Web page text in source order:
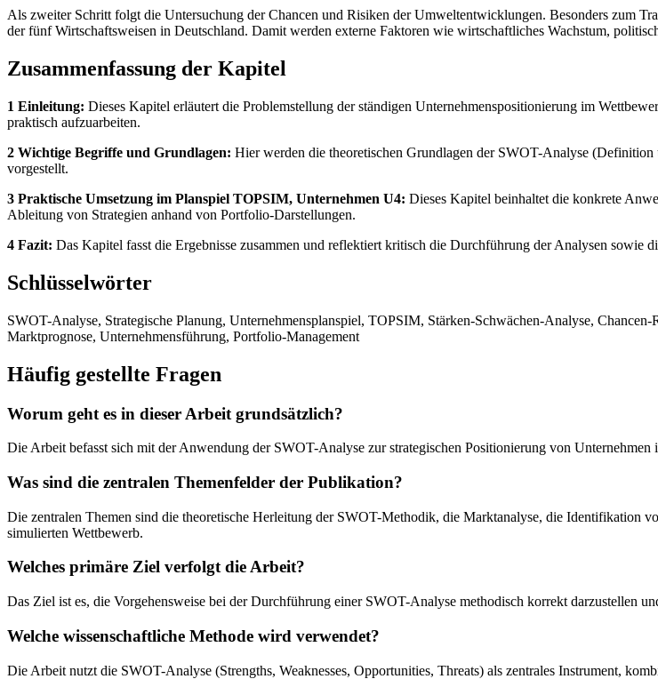
Als zweiter Schritt folgt die Untersuchung der Chancen und Risiken der Umweltentwicklungen. Besonders zum
der fünf Wirtschaftsweisen in Deutschland. Damit werden externe Faktoren wie wirtschaftliches Wachstum,
Zusammenfassung der Kapitel
1 Einleitung: Dieses Kapitel erläutert die Problemstellung der ständigen Unternehmenspositionierung im
praktisch aufzuarbeiten.
2 Wichtige Begriffe und Grundlagen: Hier werden die theoretischen Grundlagen der SWOT-Analyse
vorgestellt.
3 Praktische Umsetzung im Planspiel TOPSIM, Unternehmen U4: Dieses Kapitel beinhaltet die konkrete
Ableitung von Strategien anhand von Portfolio-Darstellungen.
4 Fazit: Das Kapitel fasst die Ergebnisse zusammen und reflektiert kritisch die Durchführung der Analysen sowie
Schlüsselwörter
SWOT-Analyse, Strategische Planung, Unternehmensplanspiel, TOPSIM, Stärken-Schwächen-Analyse,
Marktprognose, Unternehmensführung, Portfolio-Management
Häufig gestellte Fragen
Worum geht es in dieser Arbeit grundsätzlich?
Die Arbeit befasst sich mit der Anwendung der SWOT-Analyse zur strategischen Positionierung von Unternehmen
Was sind die zentralen Themenfelder der Publikation?
Die zentralen Themen sind die theoretische Herleitung der SWOT-Methodik, die Marktanalyse, die Identifikation
simulierten Wettbewerb.
Welches primäre Ziel verfolgt die Arbeit?
Das Ziel ist es, die Vorgehensweise bei der Durchführung einer SWOT-Analyse methodisch korrekt darzustellen
Welche wissenschaftliche Methode wird verwendet?
Die Arbeit nutzt die SWOT-Analyse (Strengths, Weaknesses, Opportunities, Threats) als zentrales Instrument,